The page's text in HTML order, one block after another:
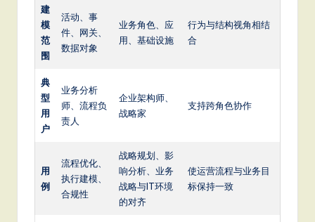
建
模
范
围
活动、事
件、网关、
数据对象
业务角色、应
用、基础设施
行为与结构视角相结
合
典
型
用
户
业务分析
师、流程负
责人
企业架构师、
战略家
支持跨角色协作
用
例
流程优化、
执行建模、
合规性
战略规划、影
响分析、业务
战略与IT环境
的对齐
使运营流程与业务目
标保持一致